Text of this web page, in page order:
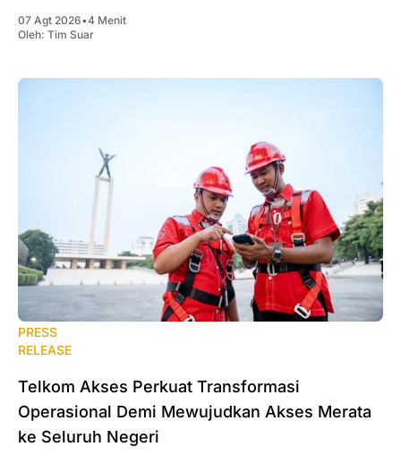
07 Agt 2026•4 Menit
Oleh: Tim Suar
PRESS
RELEASE
Telkom Akses Perkuat Transformasi
Operasional Demi Mewujudkan Akses Merata
ke Seluruh Negeri